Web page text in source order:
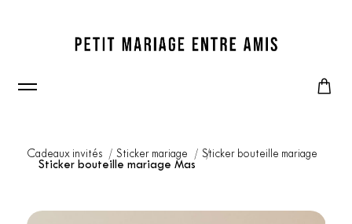
Cadeaux invités Sticker mariage
Sticker bouteille mariage
Sticker bouteille mariage Mas